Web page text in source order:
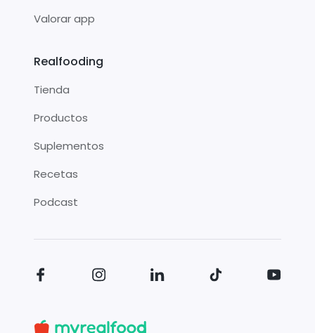
Valorar app
Realfooding
Tienda
Productos
Suplementos
Recetas
Podcast